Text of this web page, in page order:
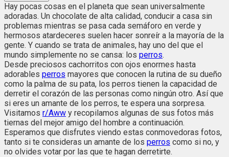
Hay pocas cosas en el planeta que sean universalmente
adoradas. Un chocolate de alta calidad, conducir a casa sin
problemas mientras se pasa cada semáforo en verde y
hermosos atardeceres suelen hacer sonreír a la mayoría de la
gente. Y cuando se trata de animales, hay uno del que el
mundo simplemente no se cansa: los perros.
Desde preciosos cachorritos con ojos enormes hasta
adorables perros mayores que conocen la rutina de su dueño
como la palma de su pata, los perros tienen la capacidad de
derretir el corazón de las personas como ningún otro. Así que
si eres un amante de los perros, te espera una sorpresa.
Visitamos r/Aww y recopilamos algunas de sus fotos más
tiernas del mejor amigo del hombre a continuación.
Esperamos que disfrutes viendo estas conmovedoras fotos,
tanto si te consideras un amante de los perros como si no, y
no olvides votar por las que te hagan derretirte.